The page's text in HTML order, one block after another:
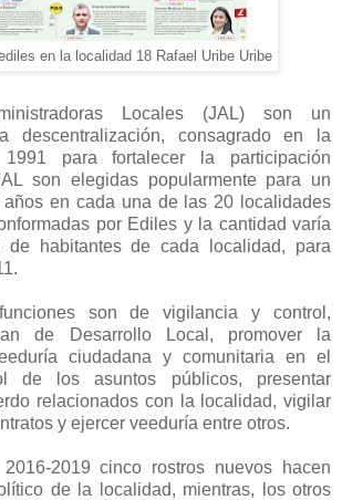
en la localidad 18 Rafael Uribe Uribe
Locales (JAL) son un
descentralización, consagrado en la
para fortalecer la participación
son elegidas popularmente para un
años en cada una de las 20 localidades
por Ediles y la cantidad varía
de habitantes de cada localidad, para
son de vigilancia y control,
de Desarrollo Local, promover la
ciudadana y comunitaria en el
de los asuntos públicos, presentar
relacionados con la localidad, vigilar
y ejercer veeduría entre otros.
2019 cinco rostros nuevos hacen
de la localidad, mientras, los otros